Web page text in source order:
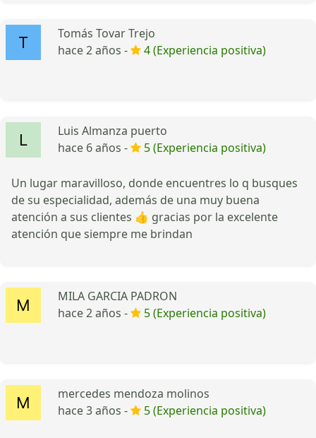
Tomás Tovar Trejo
hace 2 años -
4 (Experiencia positiva)
Luis Almanza puerto
hace 6 años -
5 (Experiencia positiva)
Un lugar maravilloso, donde encuentres lo q busques
de su especialidad, además de una muy buena
atención a sus clientes 👍 gracias por la excelente
atención que siempre me brindan
MILA GARCIA PADRON
hace 2 años -
5 (Experiencia positiva)
mercedes mendoza molinos
hace 3 años -
5 (Experiencia positiva)